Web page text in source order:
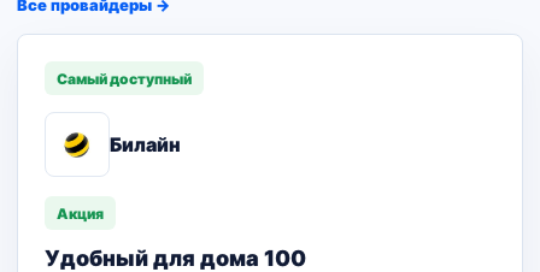
Все провайдеры →
Самый доступный
Билайн
Акция
Удобный для дома 100